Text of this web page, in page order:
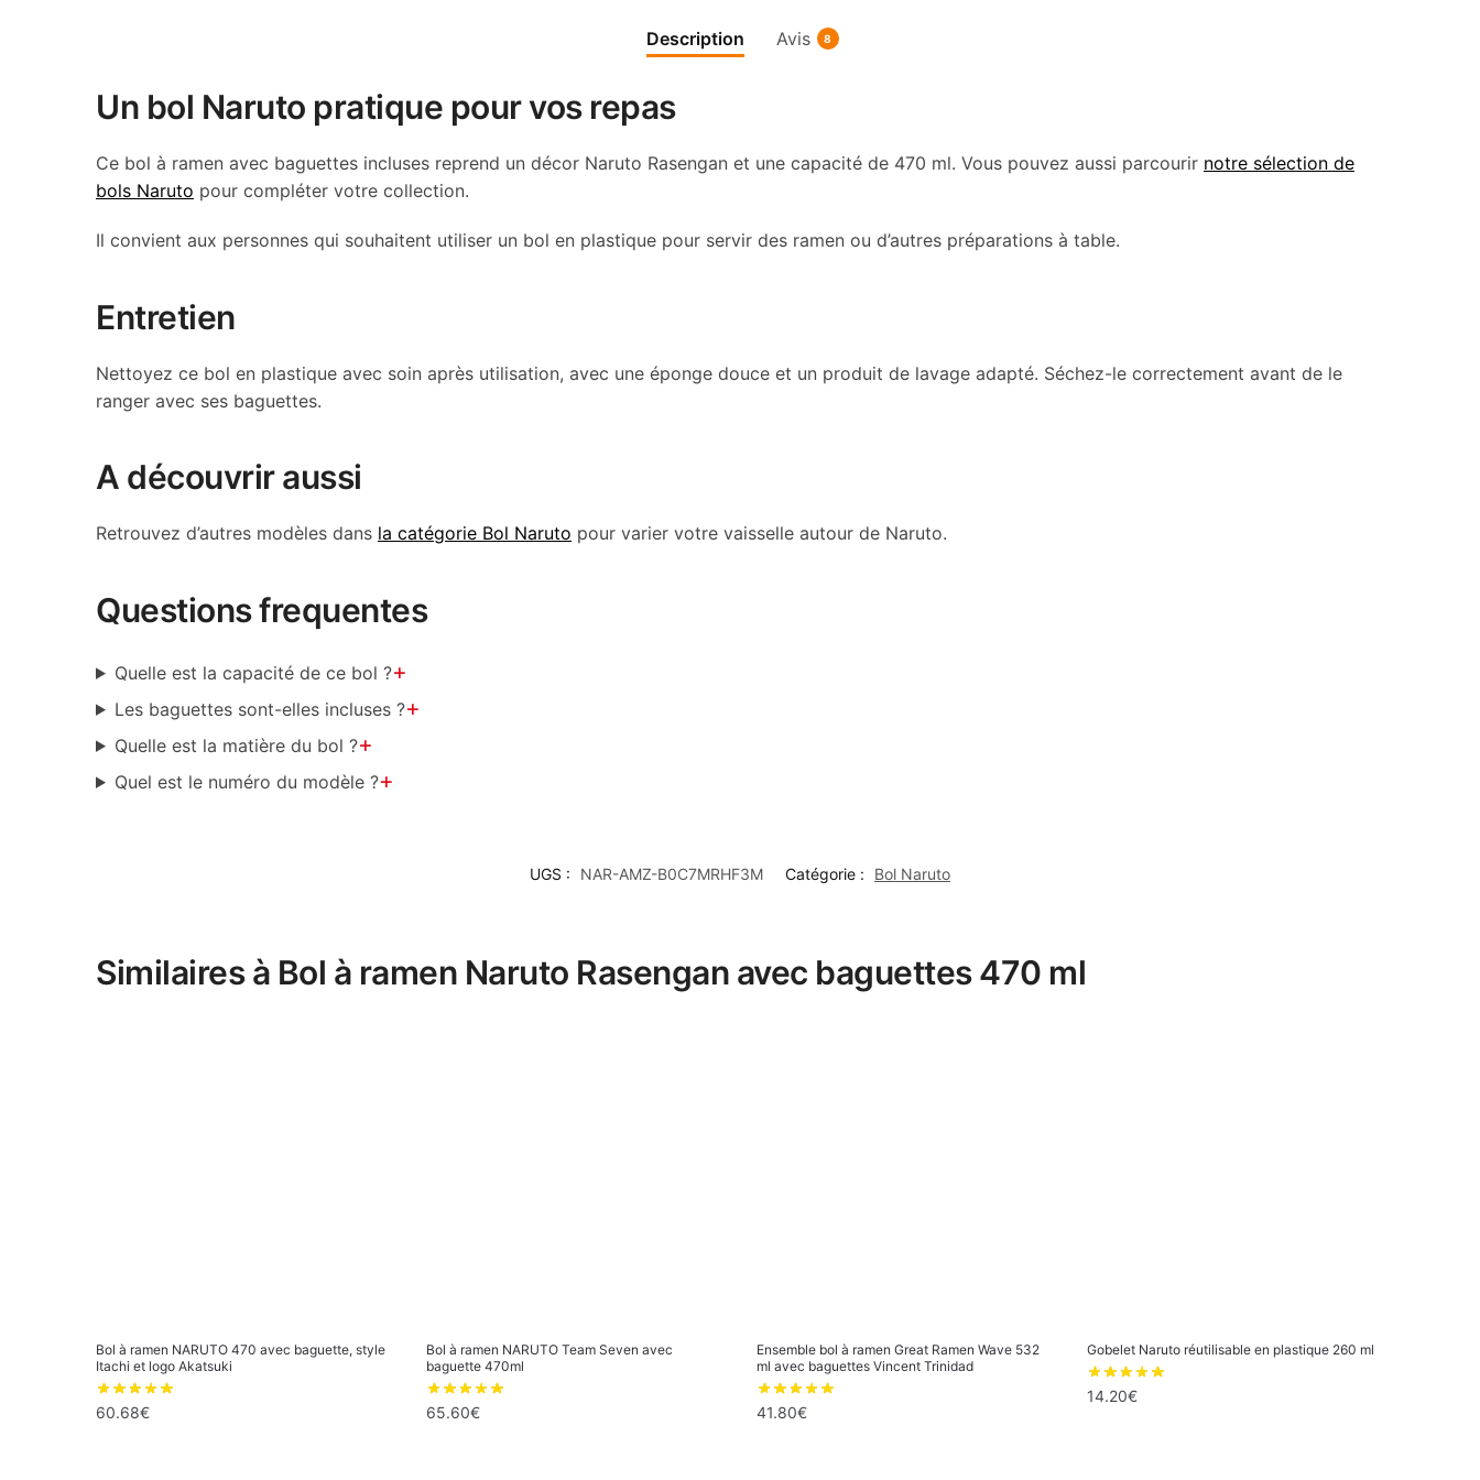
Description Avis 8
Un bol Naruto pratique pour vos repas
Ce bol à ramen avec baguettes incluses reprend un décor Naruto Rasengan et une capacité de 470 ml. Vous pouvez aussi parcourir notre sélection de
bols Naruto pour compléter votre collection.
Il convient aux personnes qui souhaitent utiliser un bol en plastique pour servir des ramen ou d’autres préparations à table.
Entretien
Nettoyez ce bol en plastique avec soin après utilisation, avec une éponge douce et un produit de lavage adapté. Séchez-le correctement avant de le
ranger avec ses baguettes.
A découvrir aussi
Retrouvez d’autres modèles dans la catégorie Bol Naruto pour varier votre vaisselle autour de Naruto.
Questions frequentes
Quelle est la capacité de ce bol ?+
Les baguettes sont-elles incluses ?+
Quelle est la matière du bol ?+
Quel est le numéro du modèle ?+
UGS : NAR-AMZ-B0C7MRHF3M Catégorie : Bol Naruto
Similaires à Bol à ramen Naruto Rasengan avec baguettes 470 ml
Bol à ramen NARUTO 470 avec baguette, style
Itachi et logo Akatsuki
60.68€
Bol à ramen NARUTO Team Seven avec
baguette 470ml
65.60€
Ensemble bol à ramen Great Ramen Wave 532
ml avec baguettes Vincent Trinidad
41.80€
Gobelet Naruto réutilisable en plastique 260 ml
14.20€